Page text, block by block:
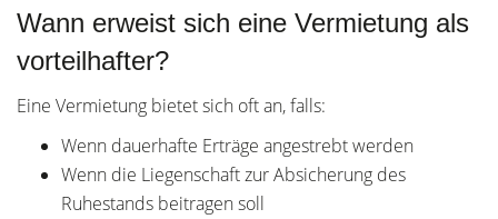
Wann erweist sich eine Vermietung als
vorteilhafter?
Eine Vermietung bietet sich oft an, falls:
Wenn dauerhafte Erträge angestrebt werden
Wenn die Liegenschaft zur Absicherung des
Ruhestands beitragen soll